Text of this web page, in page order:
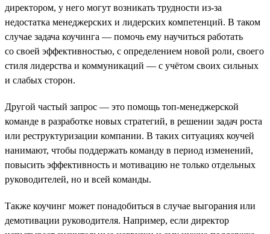
директором, у него могут возникать трудности из-за
недостатка менеджерских и лидерских компетенций. В таком
случае задача коучинга — помочь ему научиться работать
со своей эффективностью, с определением новой роли, своего
стиля лидерства и коммуникаций — с учётом своих сильных
и слабых сторон.
Другой частый запрос — это помощь топ-менеджерской
команде в разработке новых стратегий, в решении задач роста
или реструктуризации компании. В таких ситуациях коучей
нанимают, чтобы поддержать команду в период изменений,
повысить эффективность и мотивацию не только отдельных
руководителей, но и всей команды.
Также коучинг может понадобиться в случае выгорания или
демотивации руководителя. Например, если директор